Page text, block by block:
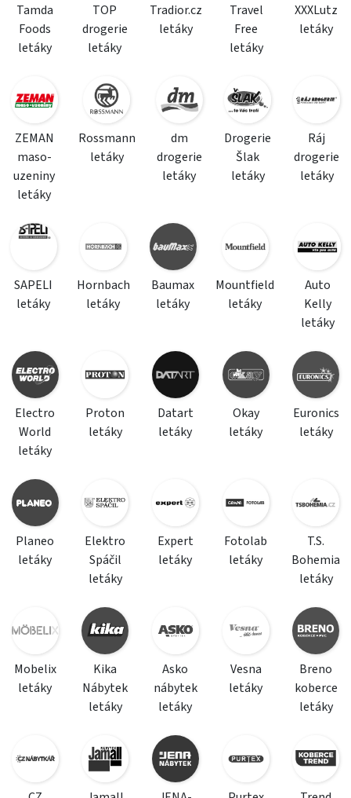
Tamda
Foods
letáky
TOP
drogerie
letáky
Tradior.cz
letáky
Travel
Free
letáky
XXXLutz
letáky
ZEMAN
maso-
uzeniny
letáky
Rossmann
letáky
dm
drogerie
letáky
Drogerie
Šlak
letáky
Ráj
drogerie
letáky
SAPELI
letáky
Hornbach
letáky
Baumax
letáky
Mountfield
letáky
Auto
Kelly
letáky
Electro
World
letáky
Proton
letáky
Datart
letáky
Okay
letáky
Euronics
letáky
Planeo
letáky
Elektro
Spáčil
letáky
Expert
letáky
Fotolab
letáky
T.S.
Bohemia
letáky
Mobelix
letáky
Kika
Nábytek
letáky
Asko
nábytek
letáky
Vesna
letáky
Breno
koberce
letáky